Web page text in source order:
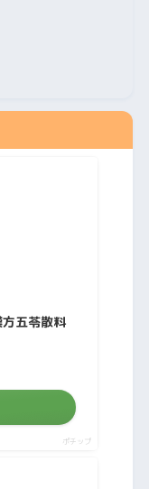
方五苓散料
ポチップ